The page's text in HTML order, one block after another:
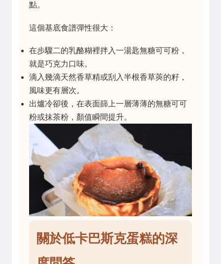
點。
這個基底食譜彈性很大：
在步驟二的乳酪糊裡拌入一湯匙無糖可可粉，
就是巧克力口味。
滴入幾滴天然香草精或刮入半根香草莢的籽，
風味更有層次。
出爐冷卻後，在表面篩上一層薄薄的無糖可可
粉或抹茶粉，顏值瞬間提升。
關於低卡巴斯克蛋糕的深